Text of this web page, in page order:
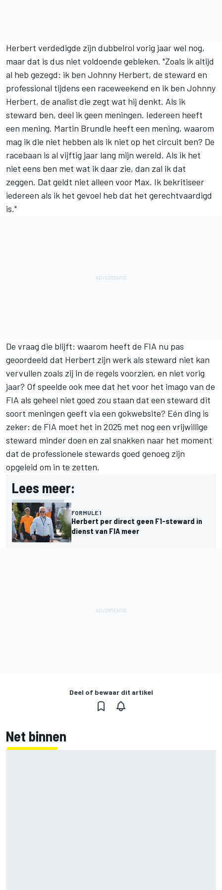
Herbert verdedigde zijn dubbelrol vorig jaar wel nog,
maar dat is dus niet voldoende gebleken. "Zoals ik altijd
al heb gezegd: ik ben Johnny Herbert, de steward en
professional tijdens een raceweekend en ik ben Johnny
Herbert, de analist die zegt wat hij denkt. Als ik
steward ben, deel ik geen meningen. Iedereen heeft
een mening. Martin Brundle heeft een mening, waarom
mag ik die niet hebben als ik niet op het circuit ben? De
racebaan is al vijftig jaar lang mijn wereld. Als ik het
niet eens ben met wat ik daar zie, dan zal ik dat
zeggen. Dat geldt niet alleen voor Max. Ik bekritiseer
iedereen als ik het gevoel heb dat het gerechtvaardigd
is."
De vraag die blijft: waarom heeft de FIA nu pas
geoordeeld dat Herbert zijn werk als steward niet kan
vervullen zoals zij in de regels voorzien, en niet vorig
jaar? Of speelde ook mee dat het voor het imago van de
FIA als geheel niet goed zou staan dat een steward dit
soort meningen geeft via een gokwebsite? Eén ding is
zeker: de FIA moet het in 2025 met nog een vrijwillige
steward minder doen en zal snakken naar het moment
dat de professionele stewards goed genoeg zijn
opgeleid om in te zetten.
Lees meer:
FORMULE 1
Herbert per direct geen F1-steward in
dienst van FIA meer
Deel of bewaar dit artikel
Net binnen